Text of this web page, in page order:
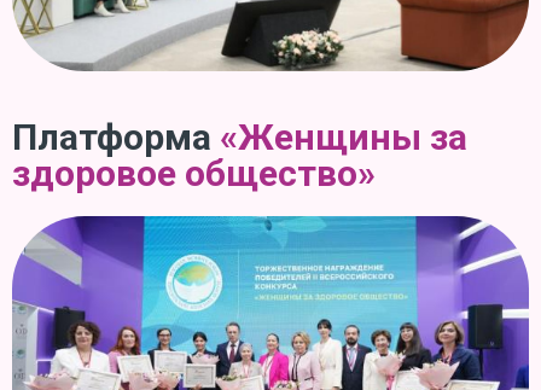
Платформа «Женщины за
здоровое общество»